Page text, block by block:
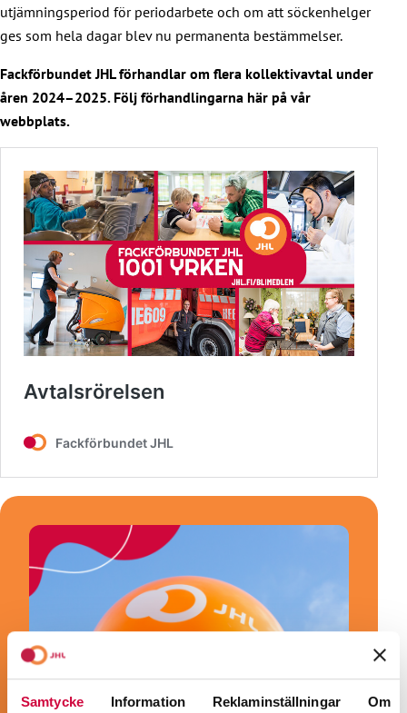
Samtycke Information Reklaminställningar Om
utjämningsperiod för periodarbete och om att söckenhelger
ges som hela dagar blev nu permanenta bestämmelser.
Fackförbundet JHL förhandlar om flera kollektivavtal under
åren 2024–2025. Följ förhandlingarna här på vår
webbplats.